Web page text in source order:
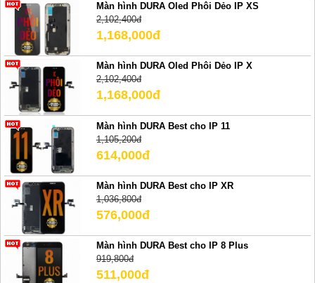
Màn hình DURA Oled Phôi Dẻo IP XS
2,102,400đ
1,168,000đ
Màn hình DURA Oled Phôi Dẻo IP X
2,102,400đ
1,168,000đ
Màn hình DURA Best cho IP 11
1,105,200đ
614,000đ
Màn hình DURA Best cho IP XR
1,036,800đ
576,000đ
Màn hình DURA Best cho IP 8 Plus
919,800đ
511,000đ